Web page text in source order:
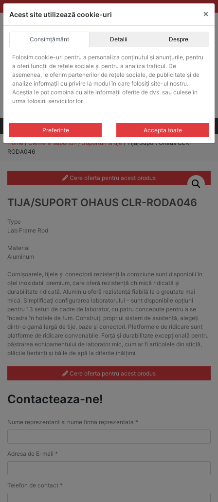
Skip
to
ACHIZITII PUBLICE
Produsele pot fi achizitionate si in sistemul SEAP / SICAP
Products
search
CAUTARE
Toate produsele
Home/Cleme si suporturi/Suporturi si tije/ Tija/Suport Ohaus CLR-
RODA046
Cere oferta pentru acest produs
TIJA/SUPORT OHAUS CLR-RODA046
Type
Lab Frame Rod
Material
Aluminum
Cornișoarele, tijele și conectorii rezistenți la coroziune sunt disponibili în
oțel inoxidabil premium, care oferă rezistență chimică ridicată și
durabilitate ridicată. Aluminiu oferă rezistență fiabilă la o greutate mai
mică. Simplificați configurarea laboratorului – sunt disponibile opțiuni
pentru 13 seturi de cadre de laborator, cu patru concepute pentru a se
încadra în hotele de fum. Construiți propriul sistem de asistență, alegeți
dintr-o gamă largă de tije, baze și conectori. Platformele de ridicare sunt
platforme de ridicare convenabile. Forță și durabilitate excepțională pentru
păstrarea echipamentului de laborator mic, cum ar fi articolele din sticlă,
plăcile fierbinți și băile de apă la diferite înălțimi.
Cere oferta pentru acest produs
Contacteaza-ne!
Nume reprezentant si nume firma reprezentata *
Adresa de E-mail *
Telefon de contact *
Acest site utilizează cookie-uri ×
Consimțământ Detalii Despre
Folosim cookie-uri pentru a personaliza conținutul și anunțurile, pentru
a oferi funcții de rețele sociale și pentru a analiza traficul. De
asemenea, le oferim partenerilor de rețele sociale, de publicitate și de
analize informații cu privire la modul în care folosiți site-ul nostru.
Aceștia le pot combina cu alte informații oferite de dvs. sau culese în
urma folosirii serviciilor lor.
Preferinte Accepta toate